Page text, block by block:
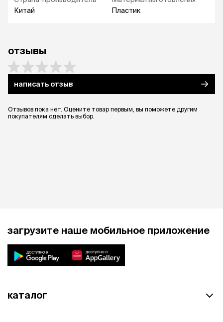
Китай
Пластик
отзывы
написать отзыв
Отзывов пока нет. Оцените товар первым, вы поможете другим
покупателям сделать выбор.
загрузите наше мобильное приложение
каталог